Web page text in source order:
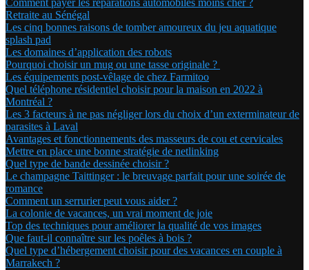
Comment payer les réparations automobiles moins cher ?
Retraite au Sénégal
Les cinq bonnes raisons de tomber amoureux du jeu aquatique
splash pad
Les domaines d’application des robots
Pourquoi choisir un mug ou une tasse originale ?
Les équipements post-vêlage de chez Farmitoo
Quel téléphone résidentiel choisir pour la maison en 2022 à
Montréal ?
Les 3 facteurs à ne pas négliger lors du choix d’un exterminateur de
parasites à Laval
Avantages et fonctionnements des masseurs de cou et cervicales
Mettre en place une bonne stratégie de netlinking
Quel type de bande dessinée choisir ?
Le champagne Taittinger : le breuvage parfait pour une soirée de
romance
Comment un serrurier peut vous aider ?
La colonie de vacances, un vrai moment de joie
Top des techniques pour améliorer la qualité de vos images
Que faut-il connaître sur les poêles à bois ?
Quel type d’hébergement choisir pour des vacances en couple à
Marrakech ?